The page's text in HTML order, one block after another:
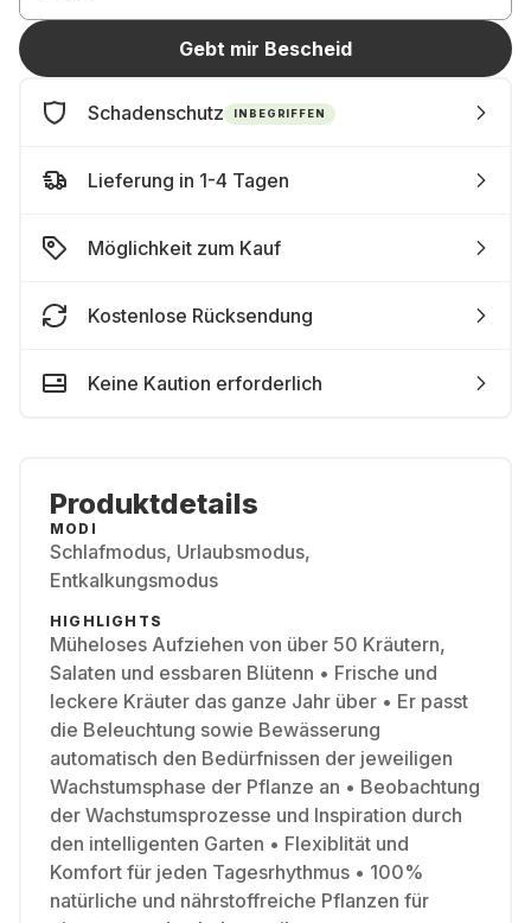
Gebt mir Bescheid
Schadenschutz INBEGRIFFEN
Lieferung in 1-4 Tagen
Möglichkeit zum Kauf
Kostenlose Rücksendung
Keine Kaution erforderlich
Produktdetails
MODI
Schlafmodus, Urlaubsmodus,
Entkalkungsmodus
HIGHLIGHTS
Müheloses Aufziehen von über 50 Kräutern,
Salaten und essbaren Blütenn • Frische und
leckere Kräuter das ganze Jahr über • Er passt
die Beleuchtung sowie Bewässerung
automatisch den Bedürfnissen der jeweiligen
Wachstumsphase der Pflanze an • Beobachtung
der Wachstumsprozesse und Inspiration durch
den intelligenten Garten • Flexiblität und
Komfort für jeden Tagesrhythmus • 100%
natürliche und nährstoffreiche Pflanzen für